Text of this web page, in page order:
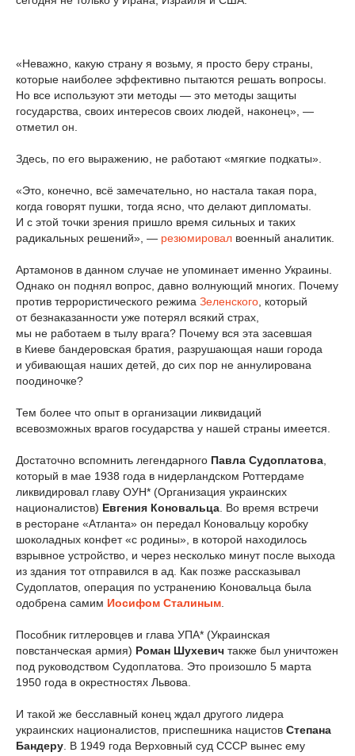
«Неважно, какую страну я возьму, я просто беру страны,
которые наиболее эффективно пытаются решать вопросы.
Но все используют эти методы — это методы защиты
государства, своих интересов своих людей, наконец», —
отметил он.
Здесь, по его выражению, не работают «мягкие подкаты».
«Это, конечно, всё замечательно, но настала такая пора,
когда говорят пушки, тогда ясно, что делают дипломаты.
И с этой точки зрения пришло время сильных и таких
радикальных решений», — резюмировал военный аналитик.
Артамонов в данном случае не упоминает именно Украины.
Однако он поднял вопрос, давно волнующий многих. Почему
против террористического режима Зеленского , который
от безнаказанности уже потерял всякий страх,
мы не работаем в тылу врага? Почему вся эта засевшая
в Киеве бандеровская братия, разрушающая наши города
и убивающая наших детей, до сих пор не аннулирована
поодиночке?
Тем более что опыт в организации ликвидаций
всевозможных врагов государства у нашей страны имеется.
Достаточно вспомнить легендарного Павла Судоплатова
который в мае 1938 года в нидерландском Роттердаме
ликвидировал главу ОУН* (Организация украинских
националистов) Евгения Коновальца . Во время встречи
в ресторане «Атланта» он передал Коновальцу коробку
шоколадных конфет «с родины», в которой находилось
взрывное устройство, и через несколько минут после выхода
из здания тот отправился в ад. Как позже рассказывал
Судоплатов, операция по устранению Коновальца была
одобрена самим Иосифом Сталиным
Пособник гитлеровцев и глава УПА* (Украинская
повстанческая армия) Роман Шухевич также был уничтожен
под руководством Судоплатова. Это произошло 5 марта
1950 года в окрестностях Львова.
И такой же бесславный конец ждал другого лидера
украинских националистов, приспешника нацистов Степана
Бандеру . В 1949 года Верховный суд СССР вынес ему